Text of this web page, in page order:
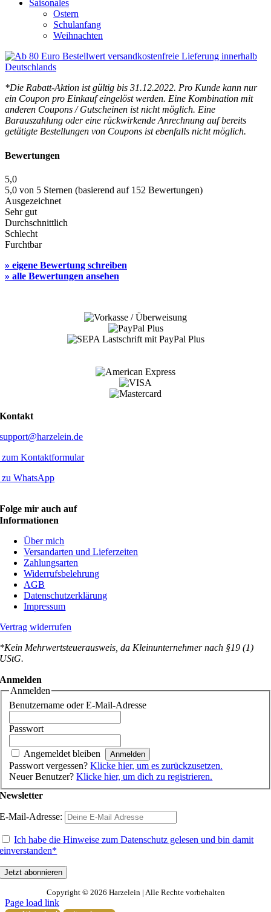
Saisonales
Ostern
Schulanfang
Weihnachten
*Die Rabatt-Aktion ist gültig bis 31.12.2022. Pro Kunde kann nur
ein Coupon pro Einkauf eingelöst werden. Eine Kombination mit
anderen Coupons / Gutscheinen ist nicht möglich. Eine
Barauszahlung oder eine rückwirkende Anrechnung auf bereits
getätigte Bestellungen von Coupons ist ebenfalls nicht möglich.
Bewertungen
5,0
5,0 von 5 Sternen (basierend auf 152 Bewertungen)
Ausgezeichnet
Sehr gut
Durchschnittlich
Schlecht
Furchtbar
» eigene Bewertung schreiben
» alle Bewertungen ansehen
Kontakt
support@harzelein.de
zum Kontaktformular
zu WhatsApp
Folge mir auch auf
Informationen
Über mich
Versandarten und Lieferzeiten
Zahlungsarten
Widerrufsbelehrung
AGB
Datenschutzerklärung
Impressum
Vertrag widerrufen
*Kein Mehrwertsteuerausweis, da Kleinunternehmer nach §19 (1)
UStG.
Anmelden
Anmelden
Benutzername oder E-Mail-Adresse
Passwort
Angemeldet bleiben
Passwort vergessen?Klicke hier, um es zurückzusetzen.
Neuer Benutzer?Klicke hier, um dich zu registrieren.
Newsletter
E-Mail-Adresse:
Ich habe die Hinweise zum Datenschutz gelesen und bin damit
einverstanden*
Copyright © 2026 Harzelein | Alle Rechte vorbehalten
Page load link